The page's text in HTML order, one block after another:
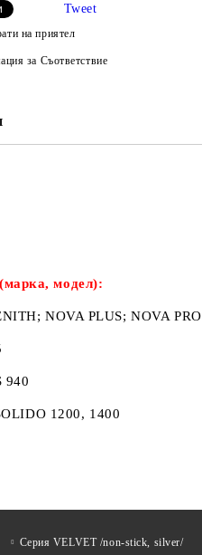
Tweet
на приятел
за Съответствие
модел):
NOVA PLUS; NOVA PRO
940
1200, 1400
Серия VELVET /non-stick, silver/